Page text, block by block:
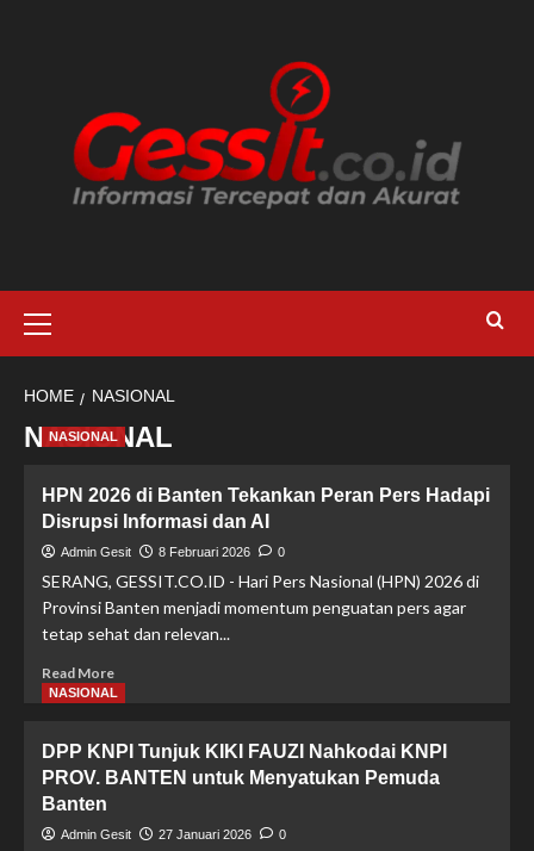
Menu
HOME NASIONAL
NASIONAL
NASIONAL
HPN 2026 di Banten Tekankan Peran Pers Hadapi
Disrupsi Informasi dan AI
Admin Gesit 8 Februari 2026 0
SERANG, GESSIT.CO.ID - Hari Pers Nasional (HPN) 2026 di
Provinsi Banten menjadi momentum penguatan pers agar
tetap sehat dan relevan...
Read MoreRead
more
2026
di
Tekankan
NASIONAL
DPP KNPI Tunjuk KIKI FAUZI Nahkodai KNPI
PROV. BANTEN untuk Menyatukan Pemuda
Banten
Admin Gesit 27 Januari 2026 0